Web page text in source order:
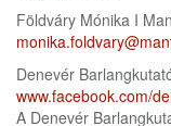
Földváry Mónika I
Denevér
www.facebook.com/
A Denevér